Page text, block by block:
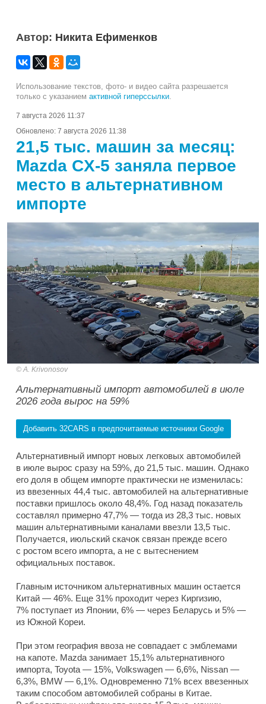
Автор: Никита Ефименков
Использование текстов, фото- и видео сайта разрешается
только с указанием активной гиперссылки
7 августа 2026 11:37
Обновлено: 7 августа 2026 11:38
21,5 тыс. машин за месяц:
Mazda CX-5 заняла первое
место в альтернативном
импорте
A. Krivonosov
Альтернативный импорт автомобилей в июле
2026 года вырос на 59%
Добавить 32CARS в предпочитаемые источники Google
Альтернативный импорт новых легковых автомобилей
в июле вырос сразу на 59%, до 21,5 тыс. машин. Однако
его доля в общем импорте практически не изменилась:
из ввезенных 44,4 тыс. автомобилей на альтернативные
поставки пришлось около 48,4%. Год назад показатель
составлял примерно 47,7% — тогда из 28,3 тыс. новых
машин альтернативными каналами ввезли 13,5 тыс.
Получается, июльский скачок связан прежде всего
с ростом всего импорта, а не с вытеснением
официальных поставок.
Главным источником альтернативных машин остается
Китай — 46%. Еще 31% проходит через Киргизию,
7% поступает из Японии, 6% — через Беларусь и 5% —
из Южной Кореи.
При этом география ввоза не совпадает с эмблемами
на капоте. Mazda занимает 15,1% альтернативного
импорта, Toyota — 15%, Volkswagen — 6,6%, Nissan —
6,3%, BMW — 6,1%. Одновременно 71% всех ввезенных
таким способом автомобилей собраны в Китае.